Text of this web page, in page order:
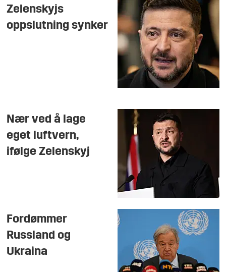
Zelenskyjs
oppslutning synker
Nær ved å lage
eget luftvern,
ifølge Zelenskyj
Fordømmer
Russland og
Ukraina